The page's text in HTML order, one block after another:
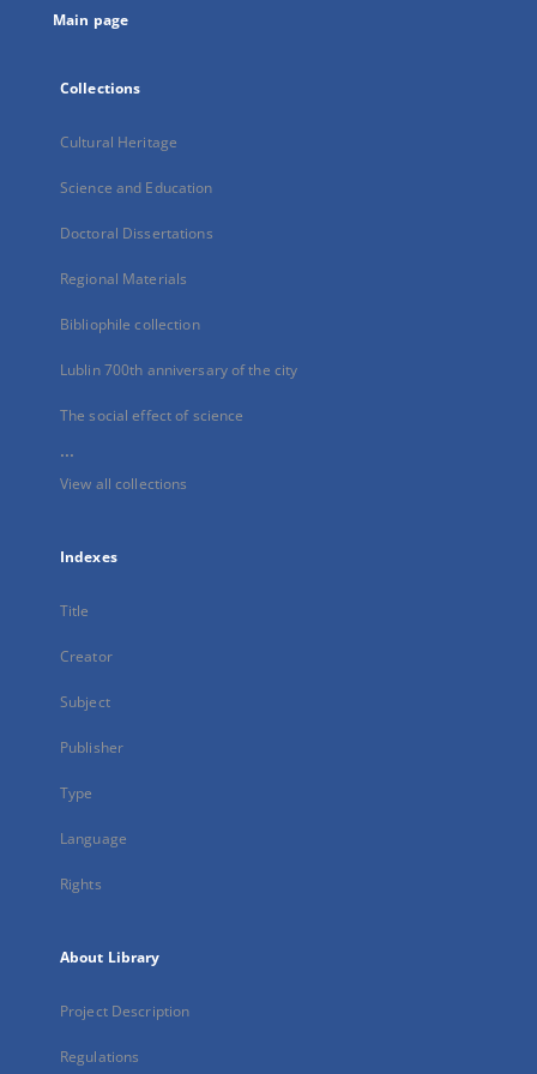
Main page
Collections
Cultural Heritage
Science and Education
Doctoral Dissertations
Regional Materials
Bibliophile collection
Lublin 700th anniversary of the city
The social effect of science
...
View all collections
Indexes
Title
Creator
Subject
Publisher
Type
Language
Rights
About Library
Project Description
Regulations